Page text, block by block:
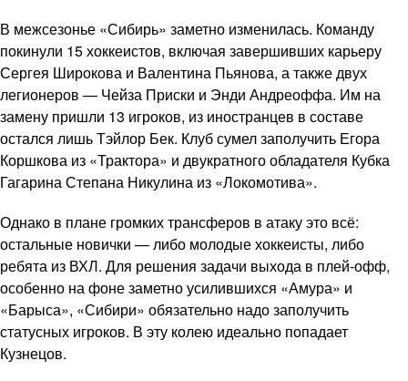
В межсезонье «Сибирь» заметно изменилась. Команду
покинули 15 хоккеистов, включая завершивших карьеру
Сергея Широкова и Валентина Пьянова, а также двух
легионеров — Чейза Приски и Энди Андреоффа. Им на
замену пришли 13 игроков, из иностранцев в составе
остался лишь Тэйлор Бек. Клуб сумел заполучить Егора
Коршкова из «Трактора» и двукратного обладателя Кубка
Гагарина Степана Никулина из «Локомотива».
Однако в плане громких трансферов в атаку это всё:
остальные новички — либо молодые хоккеисты, либо
ребята из ВХЛ. Для решения задачи выхода в плей-офф,
особенно на фоне заметно усилившихся «Амура» и
«Барыса», «Сибири» обязательно надо заполучить
статусных игроков. В эту колею идеально попадает
Кузнецов.